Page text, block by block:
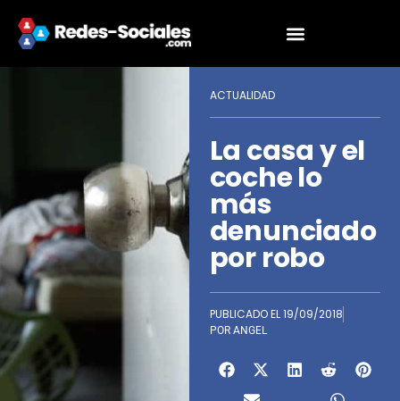
ACTUALIDAD
La casa y el
coche lo
más
denunciado
por robo
PUBLICADO EL19/09/2018
POR ANGEL